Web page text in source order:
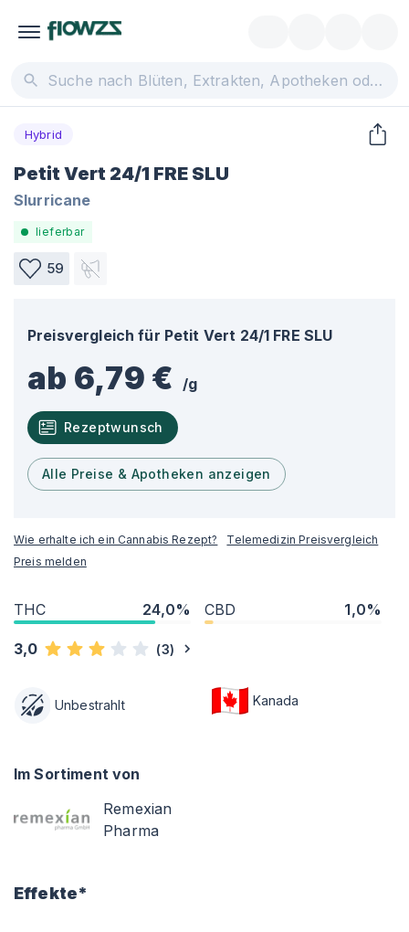
Hybrid
Petit Vert 24/1 FRE SLU
Slurricane
lieferbar
59
Preisvergleich für Petit Vert 24/1 FRE SLU
ab 6,79 € /g
Rezeptwunsch
Alle Preise & Apotheken anzeigen
Wie erhalte ich ein Cannabis Rezept?
Telemedizin Preisvergleich
Preis melden
THC 24,0% CBD 1,0%
3,0 (3)
Unbestrahlt Kanada
Im Sortiment von
Remexian
Pharma
Effekte*